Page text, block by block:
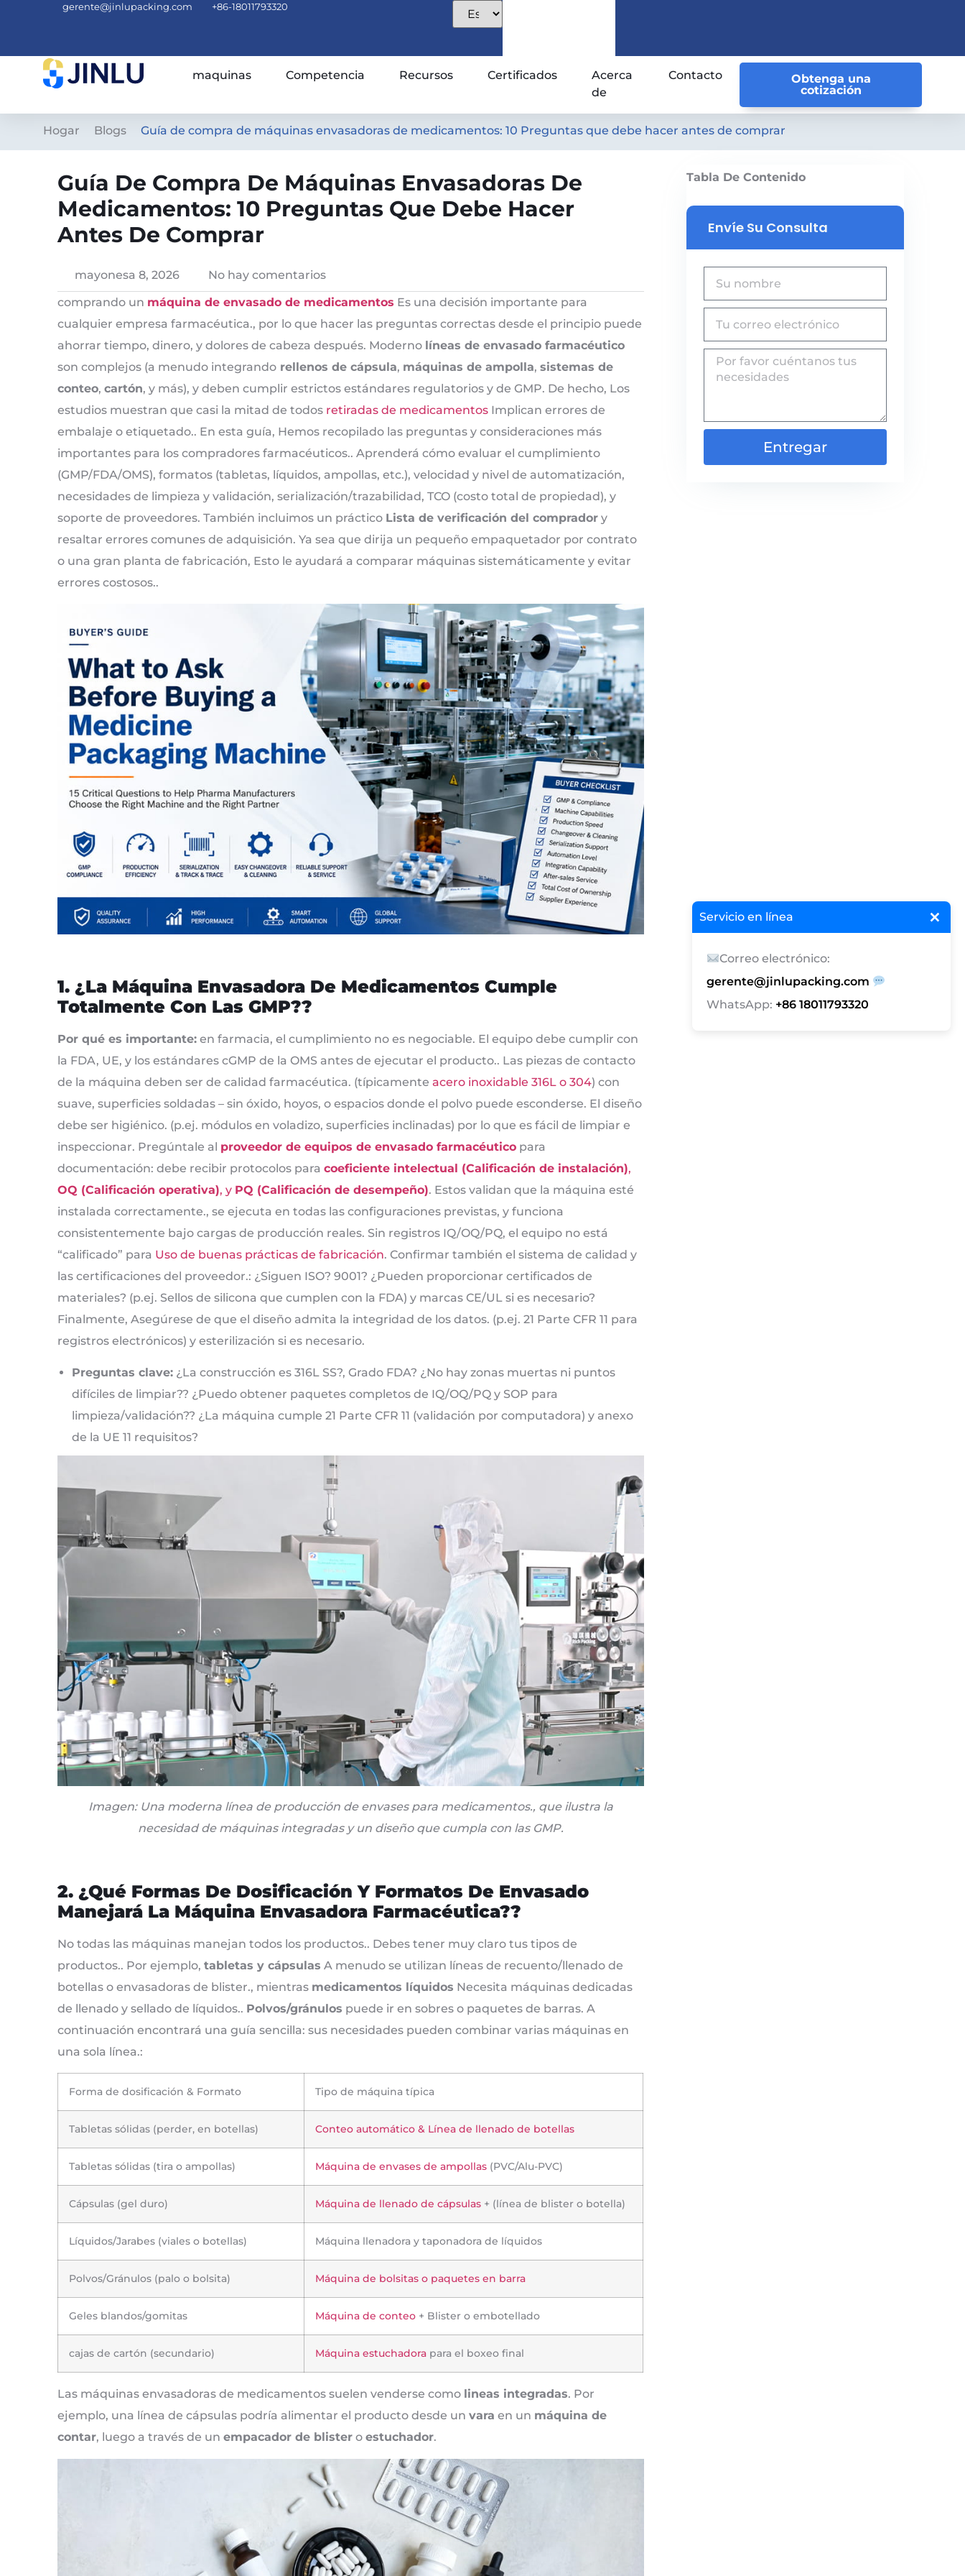
×
Servicio en línea
Correo electrónico:
gerente@jinlupacking.com
WhatsApp: +86 18011793320
gerente@jinlupacking.com +86-18011793320
maquinas Competencia Recursos Certificados
Acerca
de
Contacto
Obtenga una
cotización
Hogar Blogs Guía de compra de máquinas envasadoras de medicamentos: 10 Preguntas que debe hacer antes de comprar
Guía De Compra De Máquinas Envasadoras De
Medicamentos: 10 Preguntas Que Debe Hacer
Antes De Comprar
mayonesa 8, 2026
No hay comentarios
comprando un máquina de envasado de medicamentos Es una decisión importante para
cualquier empresa farmacéutica., por lo que hacer las preguntas correctas desde el principio puede
ahorrar tiempo, dinero, y dolores de cabeza después. Moderno líneas de envasado farmacéutico
son complejos (a menudo integrando rellenos de cápsula, máquinas de ampolla, sistemas de
conteo, cartón, y más), y deben cumplir estrictos estándares regulatorios y de GMP. De hecho, Los
estudios muestran que casi la mitad de todos retiradas de medicamentos Implican errores de
embalaje o etiquetado.. En esta guía, Hemos recopilado las preguntas y consideraciones más
importantes para los compradores farmacéuticos.. Aprenderá cómo evaluar el cumplimiento
(GMP/FDA/OMS), formatos (tabletas, líquidos, ampollas, etc.), velocidad y nivel de automatización,
necesidades de limpieza y validación, serialización/trazabilidad, TCO (costo total de propiedad), y
soporte de proveedores. También incluimos un práctico Lista de verificación del comprador y
resaltar errores comunes de adquisición. Ya sea que dirija un pequeño empaquetador por contrato
o una gran planta de fabricación, Esto le ayudará a comparar máquinas sistemáticamente y evitar
errores costosos..
1. ¿La Máquina Envasadora De Medicamentos Cumple
Totalmente Con Las GMP??
Por qué es importante: en farmacia, el cumplimiento no es negociable. El equipo debe cumplir con
la FDA, UE, y los estándares cGMP de la OMS antes de ejecutar el producto.. Las piezas de contacto
de la máquina deben ser de calidad farmacéutica. (típicamente acero inoxidable 316L o 304) con
suave, superficies soldadas – sin óxido, hoyos, o espacios donde el polvo puede esconderse. El diseño
debe ser higiénico. (p.ej. módulos en voladizo, superficies inclinadas) por lo que es fácil de limpiar e
inspeccionar. Pregúntale al proveedor de equipos de envasado farmacéutico para
documentación: debe recibir protocolos para coeficiente intelectual (Calificación de instalación),
OQ (Calificación operativa), y PQ (Calificación de desempeño). Estos validan que la máquina esté
instalada correctamente., se ejecuta en todas las configuraciones previstas, y funciona
consistentemente bajo cargas de producción reales. Sin registros IQ/OQ/PQ, el equipo no está
“calificado” para Uso de buenas prácticas de fabricación. Confirmar también el sistema de calidad y
las certificaciones del proveedor.: ¿Siguen ISO? 9001? ¿Pueden proporcionar certificados de
materiales? (p.ej. Sellos de silicona que cumplen con la FDA) y marcas CE/UL si es necesario?
Finalmente, Asegúrese de que el diseño admita la integridad de los datos. (p.ej. 21 Parte CFR 11 para
registros electrónicos) y esterilización si es necesario.
Preguntas clave: ¿La construcción es 316L SS?, Grado FDA? ¿No hay zonas muertas ni puntos
difíciles de limpiar?? ¿Puedo obtener paquetes completos de IQ/OQ/PQ y SOP para
limpieza/validación?? ¿La máquina cumple 21 Parte CFR 11 (validación por computadora) y anexo
de la UE 11 requisitos?
Imagen: Una moderna línea de producción de envases para medicamentos., que ilustra la
necesidad de máquinas integradas y un diseño que cumpla con las GMP.
2. ¿Qué Formas De Dosificación Y Formatos De Envasado
Manejará La Máquina Envasadora Farmacéutica??
No todas las máquinas manejan todos los productos.. Debes tener muy claro tus tipos de
productos.. Por ejemplo, tabletas y cápsulas A menudo se utilizan líneas de recuento/llenado de
botellas o envasadoras de blister., mientras medicamentos líquidos Necesita máquinas dedicadas
de llenado y sellado de líquidos.. Polvos/gránulos puede ir en sobres o paquetes de barras. A
continuación encontrará una guía sencilla: sus necesidades pueden combinar varias máquinas en
una sola línea.:
Forma de dosificación & Formato Tipo de máquina típica
Tabletas sólidas (perder, en botellas) Conteo automático & Línea de llenado de botellas
Tabletas sólidas (tira o ampollas) Máquina de envases de ampollas (PVC/Alu-PVC)
Cápsulas (gel duro) Máquina de llenado de cápsulas + (línea de blister o botella)
Líquidos/Jarabes (viales o botellas) Máquina llenadora y taponadora de líquidos
Polvos/Gránulos (palo o bolsita) Máquina de bolsitas o paquetes en barra
Geles blandos/gomitas Máquina de conteo + Blister o embotellado
cajas de cartón (secundario) Máquina estuchadora para el boxeo final
Las máquinas envasadoras de medicamentos suelen venderse como lineas integradas. Por
ejemplo, una línea de cápsulas podría alimentar el producto desde un vara en un máquina de
contar, luego a través de un empacador de blister o estuchador.
Tabla De Contenido
Envíe Su Consulta
Entregar